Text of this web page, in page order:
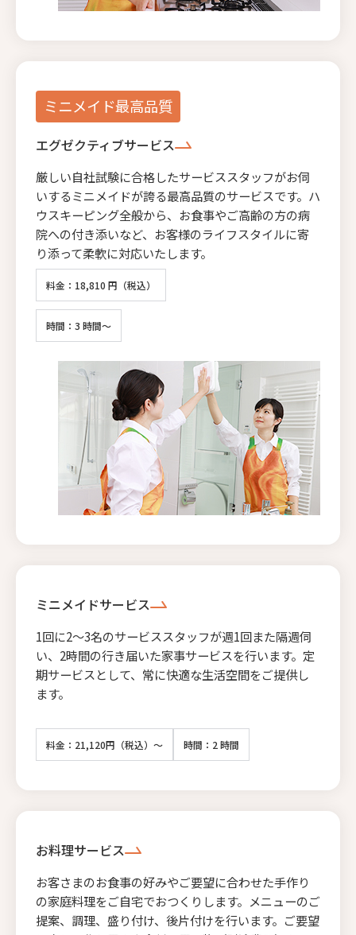
ミニメイド最高品質
エグゼクティブサービス
厳しい自社試験に合格したサービススタッフがお伺
いするミニメイドが誇る最高品質のサービスです。ハ
ウスキーピング全般から、お食事やご高齢の方の病
院への付き添いなど、お客様のライフスタイルに寄
り添って柔軟に対応いたします。
料金：18,810 円（税込）
時間：3 時間～
ミニメイドサービス
1回に2〜3名のサービススタッフが週1回また隔週伺
い、2時間の行き届いた家事サービスを行います。定
期サービスとして、常に快適な生活空間をご提供し
ます。
料金：21,120円（税込）～ 時間：2 時間
お料理サービス
お客さまのお食事の好みやご要望に合わせた手作り
の家庭料理をご自宅でおつくりします。メニューのご
提案、調理、盛り付け、後片付けを行います。ご要望